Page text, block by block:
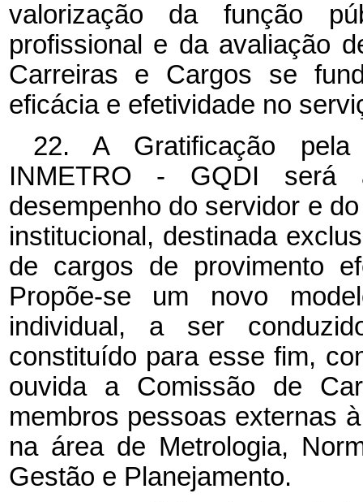
valorização da função
profissional e da avaliação
Carreiras e Cargos se
eficácia e efetividade no
22. A Gratificação
INMETRO - GQDI será
desempenho do servidor e
institucional, destinada
de cargos de provimento
Propõe-se um novo
individual, a ser
constituído para esse fim,
ouvida a Comissão de
membros pessoas externas
na área de Metrologia,
Gestão e Planejamento.